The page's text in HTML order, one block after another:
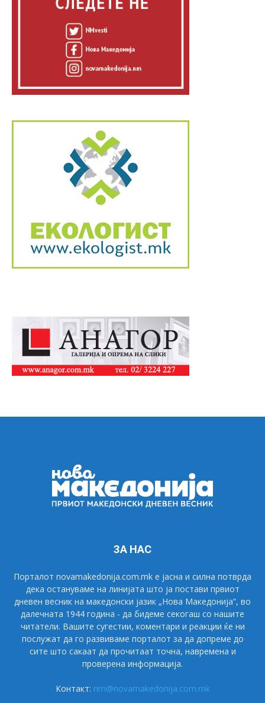
ЗА НАС
Порталот novamakedonija.com.mk е јасна и силна потврда
дека остануваме на линијата што ја постави првиот
дневен весник на македонски јазик „Нова Македонија“, во
далечната 1944 година - да бидеме секогаш со нашите
читатели. Вашите сугестии, коментари и реакции ќе ни
послужат да го развиваме порталот за да допреме до
сите што сакаат да прочитаат точна, навремена и
проверена информација.
Контакт: nm@novamakedonija.com.mk